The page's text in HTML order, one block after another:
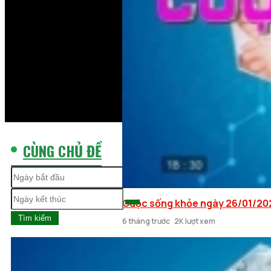
Cuộc sống khỏe ngày 26/01/
6 tháng trước 2K lượt xem
CÙNG CHỦ ĐỀ
Tìm kiếm